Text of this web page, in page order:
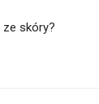
ze skóry?